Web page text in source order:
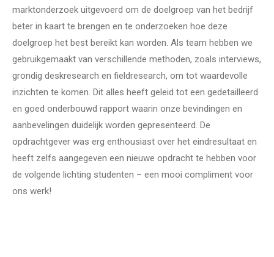
marktonderzoek uitgevoerd om de doelgroep van het bedrijf
beter in kaart te brengen en te onderzoeken hoe deze
doelgroep het best bereikt kan worden. Als team hebben we
gebruikgemaakt van verschillende methoden, zoals interviews,
grondig deskresearch en fieldresearch, om tot waardevolle
inzichten te komen. Dit alles heeft geleid tot een gedetailleerd
en goed onderbouwd rapport waarin onze bevindingen en
aanbevelingen duidelijk worden gepresenteerd. De
opdrachtgever was erg enthousiast over het eindresultaat en
heeft zelfs aangegeven een nieuwe opdracht te hebben voor
de volgende lichting studenten – een mooi compliment voor
ons werk!